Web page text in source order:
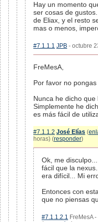
Hay un momento
ser cosas de
de Eliax, y el resto
mas o menos,
#7.1.1.1 JPB - octubre
FreMesA,
Por favor no
Nunca he dicho que
Simplemente he
es más fácil de
#7.1.1.2 José Elías (
horas) (responder)
Ok, me
fácil que la
era difícil... Mi
Entonces con
que no piensas
#7.1.1.2.1 FreMesA